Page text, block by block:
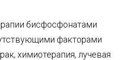
бисфосфонатами
факторами
химиотерапия, лучевая